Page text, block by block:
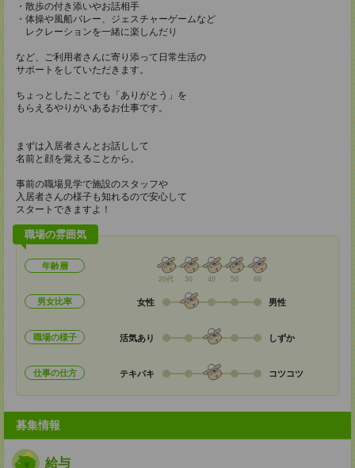
・散歩の付き添いやお話相手
・体操や風船バレー、ジェスチャーゲームなど
レクレーションを一緒に楽しんだり
など、ご利用者さんに寄り添って日常生活の
サポートをしていただきます。
ちょっとしたことでも「ありがとう」を
もらえるやりがいあるお仕事です。
まずは入居者さんとお話しして
名前と顔を覚えることから。
事前の職場見学で施設のスタッフや
入居者さんの様子も知れるので安心して
スタートできますよ！
職場の雰囲気
年齢層
20代 30 40 50 60
男女比率 女性 男性
職場の様子 活気あり しずか
仕事の仕方 テキパキ コツコツ
募集情報
給与